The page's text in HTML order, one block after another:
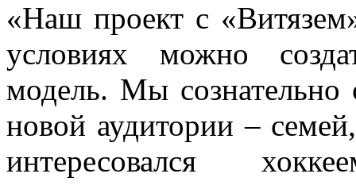
«Наш проект с
условиях можно
модель. Мы сознательно
новой аудитории–
интересовался